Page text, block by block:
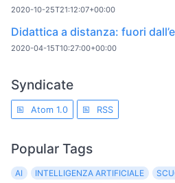
2020-10-25T21:12:07+00:00
Didattica a distanza: fuori
2020-04-15T10:27:00+00:00
Syndicate
Atom 1.0 RSS
Popular Tags
AI INTELLIGENZA ARTIFICIALE